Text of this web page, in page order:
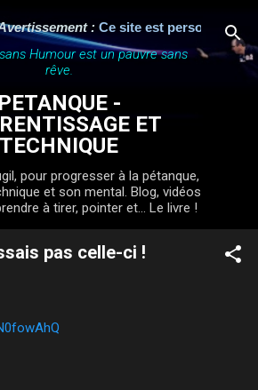
au contenu principal
: Ce site est personnel,
Humour est un pauvre sans
rêve.
PETANQUE -
ET
TECHNIQUE
pour progresser à la pétanque,
et son mental. Blog, vidéos
à tirer, pointer et... Le livre !
pas celle-ci !